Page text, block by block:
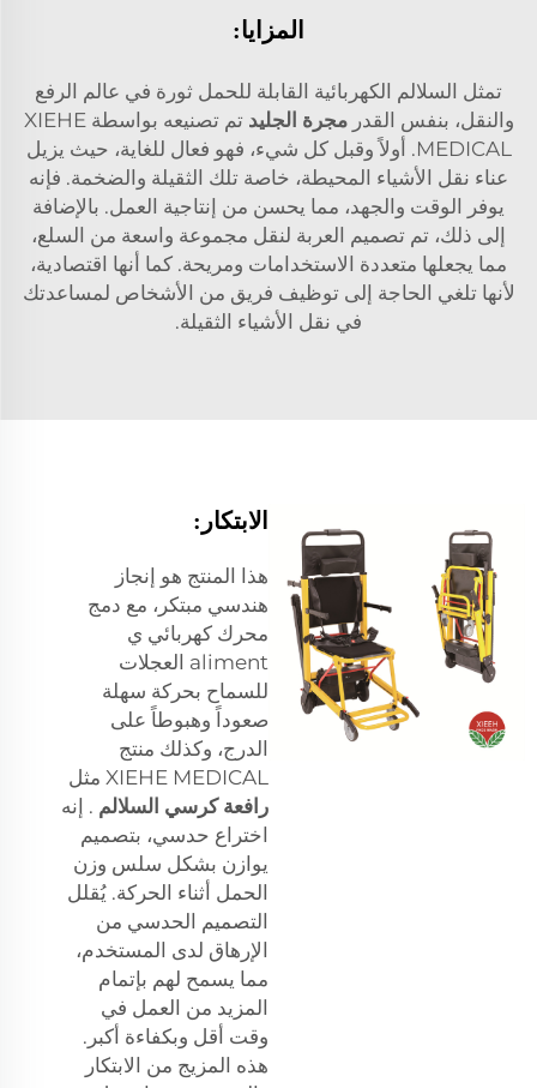
المزايا:
تمثل السلالم الكهربائية القابلة للحمل ثورة في عالم الرفع
والنقل، بنفس القدرمجرة الجليد
تم تصنيعه بواسطة XIEHE
MEDICAL. أولاً وقبل كل شيء، فهو فعال للغاية، حيث يزيل
عناء نقل الأشياء المحيطة، خاصة تلك الثقيلة والضخمة. فإنه
يوفر الوقت والجهد، مما يحسن من إنتاجية العمل. بالإضافة
إلى ذلك، تم تصميم العربة لنقل مجموعة واسعة من السلع،
مما يجعلها متعددة الاستخدامات ومريحة. كما أنها اقتصادية،
لأنها تلغي الحاجة إلى توظيف فريق من الأشخاص لمساعدتك
في نقل الأشياء الثقيلة.
الابتكار:
هذا المنتج هو إنجاز
هندسي مبتكر، مع دمج
محرك كهربائي ي
aliment العجلات
للسماح بحركة سهلة
صعوداً وهبوطاً على
الدرج، وكذلك منتج
XIEHE MEDICAL مثل
رافعة كرسي السلالم . إنه
اختراع حدسي، بتصميم
يوازن بشكل سلس وزن
الحمل أثناء الحركة. يُقلل
التصميم الحدسي من
الإرهاق لدى المستخدم،
مما يسمح لهم بإتمام
المزيد من العمل في
وقت أقل وبكفاءة أكبر.
هذه المزيج من الابتكار